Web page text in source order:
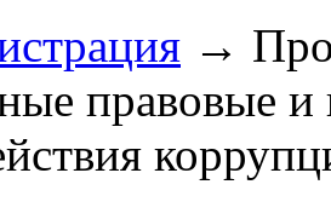
→
правовые и